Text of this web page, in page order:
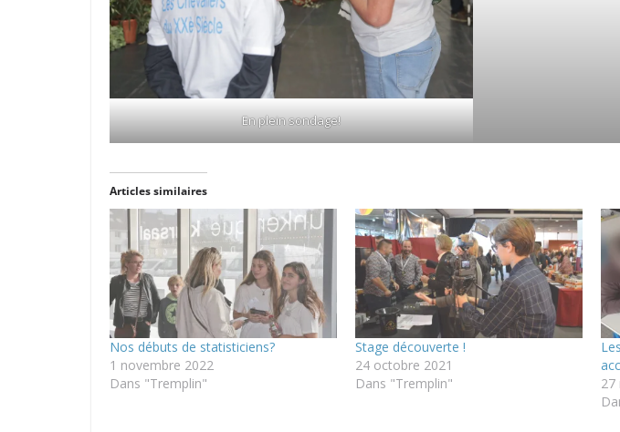
En plein sondage!
Articles similaires
Nos débuts de statisticiens?
1 novembre 2022
Dans "Tremplin"
Stage découverte !
24 octobre 2021
Dans "Tremplin"
27